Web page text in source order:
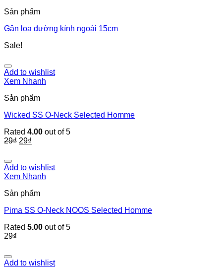
Sản phẩm
Gân loa đường kính ngoài 15cm
Sale!
Add to wishlist
Xem Nhanh
Sản phẩm
Wicked SS O-Neck Selected Homme
Rated 4.00 out of 5
29₫ 29₫
Add to wishlist
Xem Nhanh
Sản phẩm
Pima SS O-Neck NOOS Selected Homme
Rated 5.00 out of 5
29₫
Add to wishlist